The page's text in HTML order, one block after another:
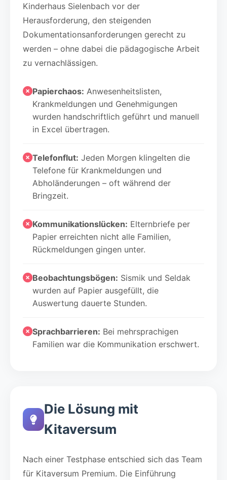
Kinderhaus Sielenbach vor der
Herausforderung, den steigenden
Dokumentationsanforderungen gerecht zu
werden – ohne dabei die pädagogische Arbeit
zu vernachlässigen.
Papierchaos: Anwesenheitslisten,
Krankmeldungen und Genehmigungen
wurden handschriftlich geführt und manuell
in Excel übertragen.
Telefonflut: Jeden Morgen klingelten die
Telefone für Krankmeldungen und
Abholänderungen – oft während der
Bringzeit.
Kommunikationslücken: Elternbriefe per
Papier erreichten nicht alle Familien,
Rückmeldungen gingen unter.
Beobachtungsbögen: Sismik und Seldak
wurden auf Papier ausgefüllt, die
Auswertung dauerte Stunden.
Sprachbarrieren: Bei mehrsprachigen
Familien war die Kommunikation erschwert.
Die Lösung mit
Kitaversum
Nach einer Testphase entschied sich das Team
für Kitaversum Premium. Die Einführung